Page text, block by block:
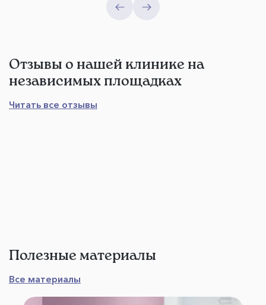
Отзывы о нашей клинике на
независимых площадках
Читать все отзывы
Полезные материалы
Все материалы